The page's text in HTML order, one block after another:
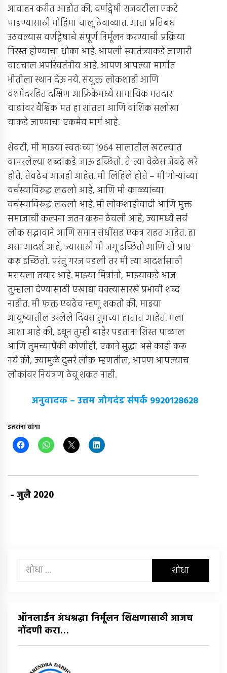
आवाहन करीत आहोत की, वर्णद्वेषी राजवटीला एकटे
पाडण्यासाठी मोहिमा चालू ठेवाव्यात. आता प्रतिबंध
उठवल्यास वर्णद्वेषाचे संपूर्ण निर्मूलन करण्याची प्रक्रिया
निरस्त होण्याचा धोका आहे. आपली स्वातंत्र्याकडे जाणारी
वाटचाल अपरिवर्तनीय आहे. आपण आपल्या मार्गात
भीतीला स्थान देऊ नये. संयुक्त लोकशाही आणि
वंशभेदरहित दक्षिण आफ्रिकेमध्ये सामायिक मतदार
याद्यांवर वैश्विक मत हा शांतता आणि वांशिक सलोखा
याकडे जाण्याचा एकमेव मार्ग आहे.
शेवटी, मी माझ्या स्वतःच्या 1964 सालातील खटल्यात
वापरलेल्या शब्दांकडे जाऊ इच्छितो. ते त्या वेळेस जेवढे खरे
होते, तेवढेच आजही आहेत. मी लिहिले होते – मी गोर्‍यांच्या
वर्चस्वाविरुद्ध लढलो आहे, आणि मी काळ्यांच्या
वर्चस्वाविरुद्ध लढलो आहे. मी लोकशाहीवादी आणि मुक्त
समाजाची कल्पना जतन करून ठेवली आहे, ज्यामध्ये सर्व
लोक सद्भावाने आणि समान संधींसह एकत्र राहत आहेत. हा
असा आदर्श आहे, ज्यासाठी मी जगू इच्छितो आणि तो प्राप्त
करू इच्छितो. परंतु गरज पडली तर मी त्या आदर्शासाठी
मरायला तयार आहे. माझ्या मित्रांनो, माझ्याकडे आज
तुम्हाला देण्यासाठी एखाद्या वक्त्यासारखे प्रभावी शब्द
नाहीत. मी फक्त एवढेच म्हणू शकतो की, माझ्या
आयुष्यातील उरलेले दिवस तुमच्या हातात आहेत. मला
आशा आहे की, इथून तुम्ही बाहेर पडताना शिस्त पाळाल
आणि तुमच्यापैकी कोणीही, एकाने सुद्धा असे काही करू
नये की, ज्यामुळे दुसरे लोक म्हणतील, आपण आपल्याच
लोकांवर नियंत्रण ठेवू शकत नाही.
अनुवादक – उत्तम जोगदंड संपर्क 9920128628
इतरांना सांगा
- जुलै 2020
यांचा
ऑनलाईन अंधश्रद्धा निर्मूलन शिक्षणासाठी आजच
नोंदणी करा…